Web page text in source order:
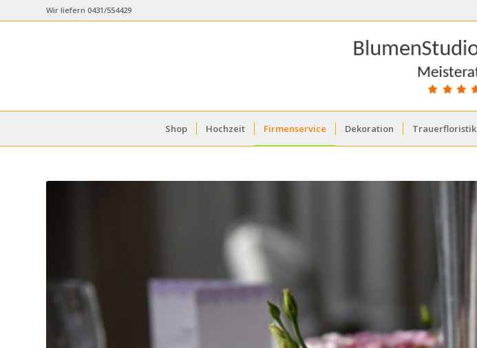
Wir liefern 0431/554429
Shop Hochzeit Firmenservice Dekoration Trauerfloristik